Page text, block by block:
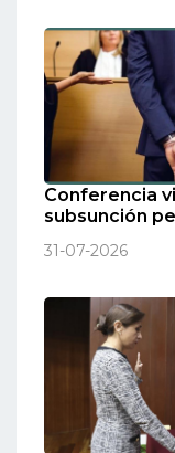
Conferencia
subsunción
31-07-2026